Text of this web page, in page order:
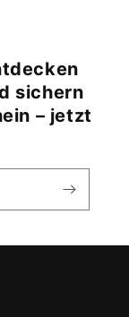
sichern
– jetzt